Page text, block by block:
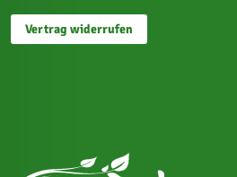
Vertrag widerrufen